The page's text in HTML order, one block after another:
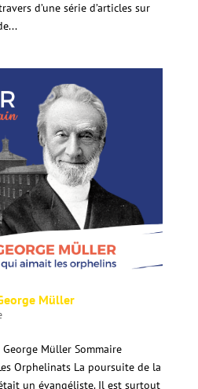
d’une série d’articles sur
Müller
Müller Sommaire
Orphelinats La poursuite de la
un évangéliste. Il est surtout